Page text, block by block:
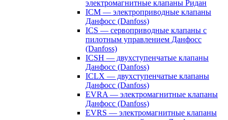
электромагнитные клапаны Ридан
ICM — электроприводные клапаны
Данфосс (Danfoss)
ICS — сервоприводные клапаны с
пилотным управлением Данфосс
(Danfoss)
ICSH — двухступенчатые клапаны
Данфосс (Danfoss)
ICLX — двухступенчатые клапаны
Данфосс (Danfoss)
EVRA — электромагнитные клапаны
Данфосс (Danfoss)
EVRS — электромагнитные клапаны